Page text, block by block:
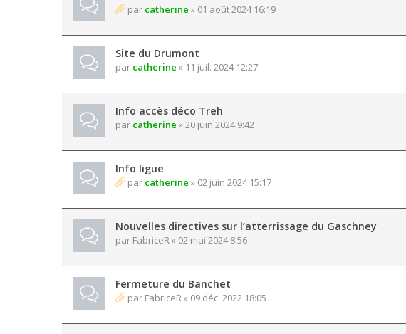
par catherine » 01 août 2024 16:19
Site du Drumont
par catherine » 11 juil. 2024 12:27
Info accès déco Treh
par catherine » 20 juin 2024 9:42
Info ligue
par catherine » 02 juin 2024 15:17
Nouvelles directives sur l’atterrissage du Gaschney
par FabriceR» 02 mai 2024 8:56
Fermeture du Banchet
par FabriceR» 09 déc. 2022 18:05